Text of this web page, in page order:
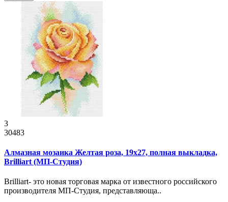
3
30483
Алмазная мозаика Желтая роза, 19x27, полная выкладка,
Brilliart (МП-Студия)
Brilliart- это новая торговая марка от известного российского
производителя МП-Студия, представляюща..